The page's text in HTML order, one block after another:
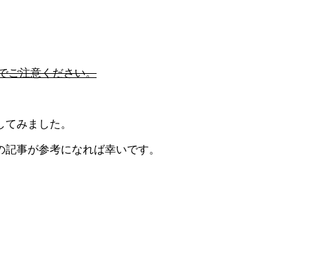
ご注意ください。
みました。
事が参考になれば幸いです。